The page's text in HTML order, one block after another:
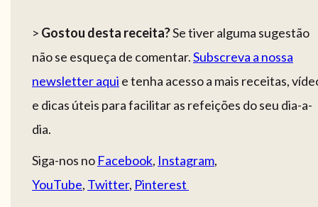
> Gostou desta receita?Se tiver alguma sugestão
não se esqueça de comentar.Subscreva a nossa
newsletter aqui e tenha acesso a mais receitas,
e dicas úteis para facilitar as refeições do seu dia-a-
dia.
Siga-nos no Facebook, Instagram,
YouTube, Twitter, Pinterest